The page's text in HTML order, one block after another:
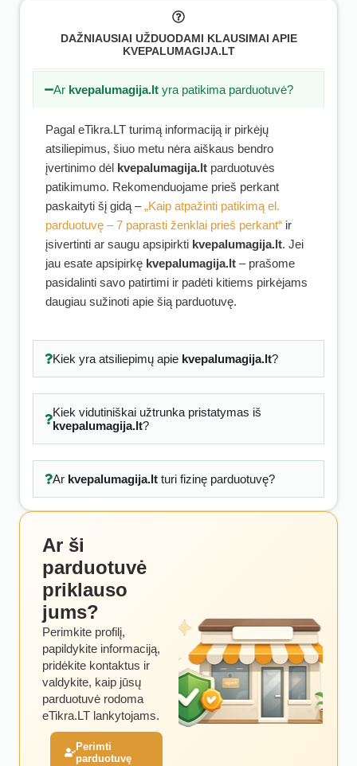
DAŽNIAUSIAI UŽDUODAMI KLAUSIMAI APIE
KVEPALUMAGIJA.LT
Ar kvepalumagija.lt yra patikima parduotuvė?
Pagal eTikra.LT turimą informaciją ir pirkėjų
atsiliepimus, šiuo metu nėra aiškaus bendro
įvertinimo dėl kvepalumagija.lt parduotuvės
patikimumo. Rekomenduojame prieš perkant
paskaityti šį gidą –„Kaip atpažinti patikimą el.
parduotuvę – 7 paprasti ženklai prieš perkant“ ir
įsivertinti ar saugu apsipirkti kvepalumagija.lt. Jei
jau esate apsipirkę kvepalumagija.lt – prašome
pasidalinti savo patirtimi ir padėti kitiems pirkėjams
daugiau sužinoti apie šią parduotuvę.
Kiek yra atsiliepimų apie kvepalumagija.lt?
Kiek vidutiniškai užtrunka pristatymas iš
kvepalumagija.lt?
Ar kvepalumagija.ltturi fizinę parduotuvę?
Ar ši
parduotuvė
priklauso
jums?
Perimkite profilį,
papildykite informaciją,
pridėkite kontaktus ir
valdykite, kaip jūsų
parduotuvė rodoma
eTikra.LT lankytojams.
Perimti
parduotuvę